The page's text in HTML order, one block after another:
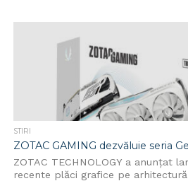
STIRI
ZOTAC GAMING dezvăluie seria
ZOTAC TECHNOLOGY a anunțat
recente plăci grafice pe arhitectură